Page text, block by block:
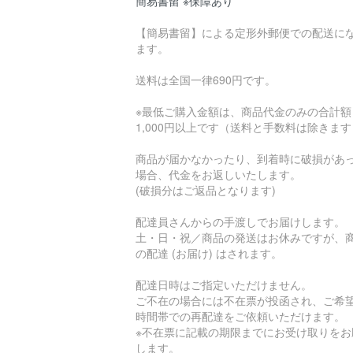
【簡易書留】による定形外郵便での配送に
ます。
送料は全国一律690円です。
※最低ご購入金額は、商品代金のみの合計額
1,000円以上です（送料と手数料は除きます
商品が届かなかったり、到着時に破損があ
場合、代金をお返しいたします。
(破損分はご返品となります)
配達員さんからの手渡しでお届けします。
土・日・祝／商品の発送はお休みですが、
の配達 (お届け) はされます。
配達日時はご指定いただけません。
ご不在の場合には不在票が投函され、ご希
時間帯での再配達をご依頼いただけます。
※不在票に記載の期限までにお受け取りを
します。